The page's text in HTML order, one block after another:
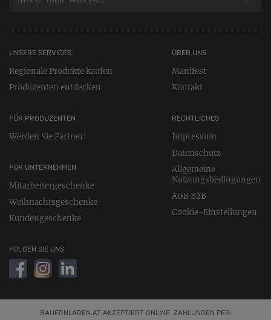
UNSERE SERVICES
Regionale Produkte kaufen
Produzenten entdecken
FÜR PRODUZENTEN
Werden Sie Partner!
FÜR UNTERNEHMEN
Mitarbeitergeschenke
Weihnachtsgeschenke
Kundengeschenke
RECHTLICHES
Impressum
Datenschutz
Allgemeine
Nutzungsbedingungen
AGB B2B
Cookie-Einstellungen
ÜBER UNS
Manifest
Kontakt
FOLGEN SIE UNS
BAUERNLADEN.AT AKZEPTIERT ONLINE-ZAHLUNGEN PER: